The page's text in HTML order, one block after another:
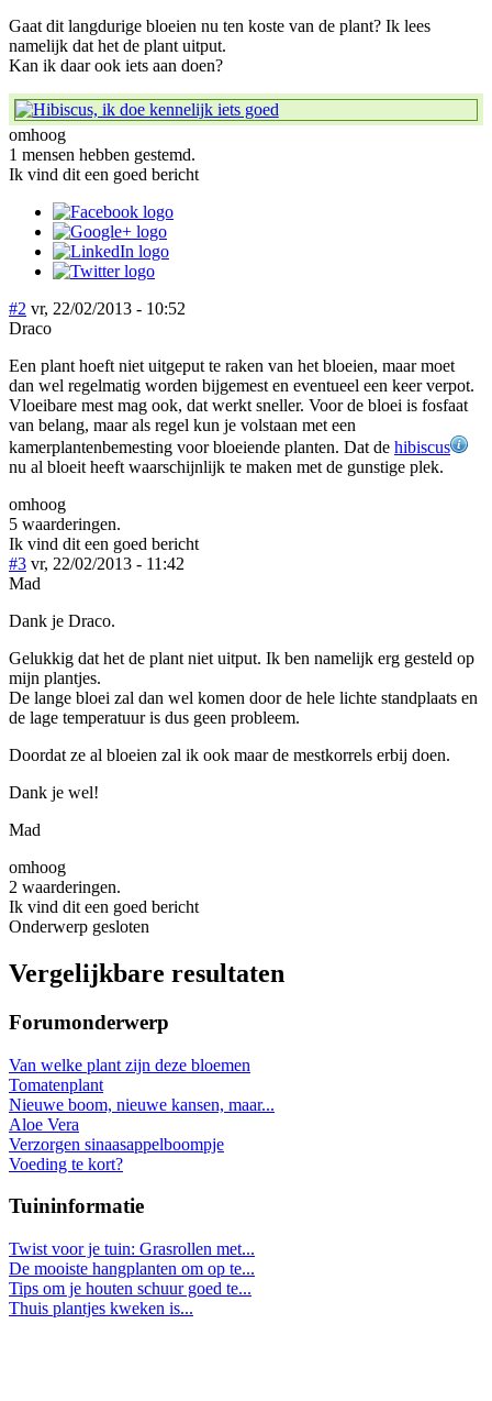
Gaat dit langdurige bloeien nu ten koste van de plant? Ik lees
namelijk dat het de plant uitput.
Kan ik daar ook iets aan doen?
omhoog
1 mensen hebben gestemd.
Ik vind dit een goed bericht
#2 vr, 22/02/2013 - 10:52
Draco
Een plant hoeft niet uitgeput te raken van het bloeien, maar moet
dan wel regelmatig worden bijgemest en eventueel een keer verpot.
Vloeibare mest mag ook, dat werkt sneller. Voor de bloei is fosfaat
van belang, maar als regel kun je volstaan met een
kamerplantenbemesting voor bloeiende planten. Dat de hibiscus
nu al bloeit heeft waarschijnlijk te maken met de gunstige plek.
omhoog
5 waarderingen.
Ik vind dit een goed bericht
#3 vr, 22/02/2013 - 11:42
Mad
Dank je Draco.
Gelukkig dat het de plant niet uitput. Ik ben namelijk erg gesteld op
mijn plantjes.
De lange bloei zal dan wel komen door de hele lichte standplaats en
de lage temperatuur is dus geen probleem.
Doordat ze al bloeien zal ik ook maar de mestkorrels erbij doen.
Dank je wel!
Mad
omhoog
2 waarderingen.
Ik vind dit een goed bericht
Onderwerp gesloten
Vergelijkbare resultaten
Forumonderwerp
Van welke plant zijn deze bloemen
Tomatenplant
Nieuwe boom, nieuwe kansen, maar...
Aloe Vera
Verzorgen sinaasappelboompje
Voeding te kort?
Tuininformatie
Twist voor je tuin: Grasrollen met...
De mooiste hangplanten om op te...
Tips om je houten schuur goed te...
Thuis plantjes kweken is...